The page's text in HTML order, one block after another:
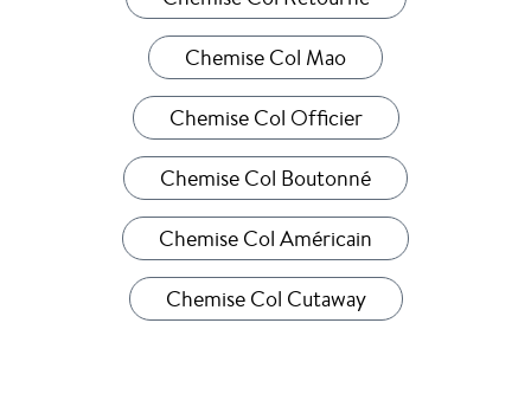
Chemise Col Mao
Chemise Col Officier
Chemise Col Boutonné
Chemise Col Américain
Chemise Col Cutaway